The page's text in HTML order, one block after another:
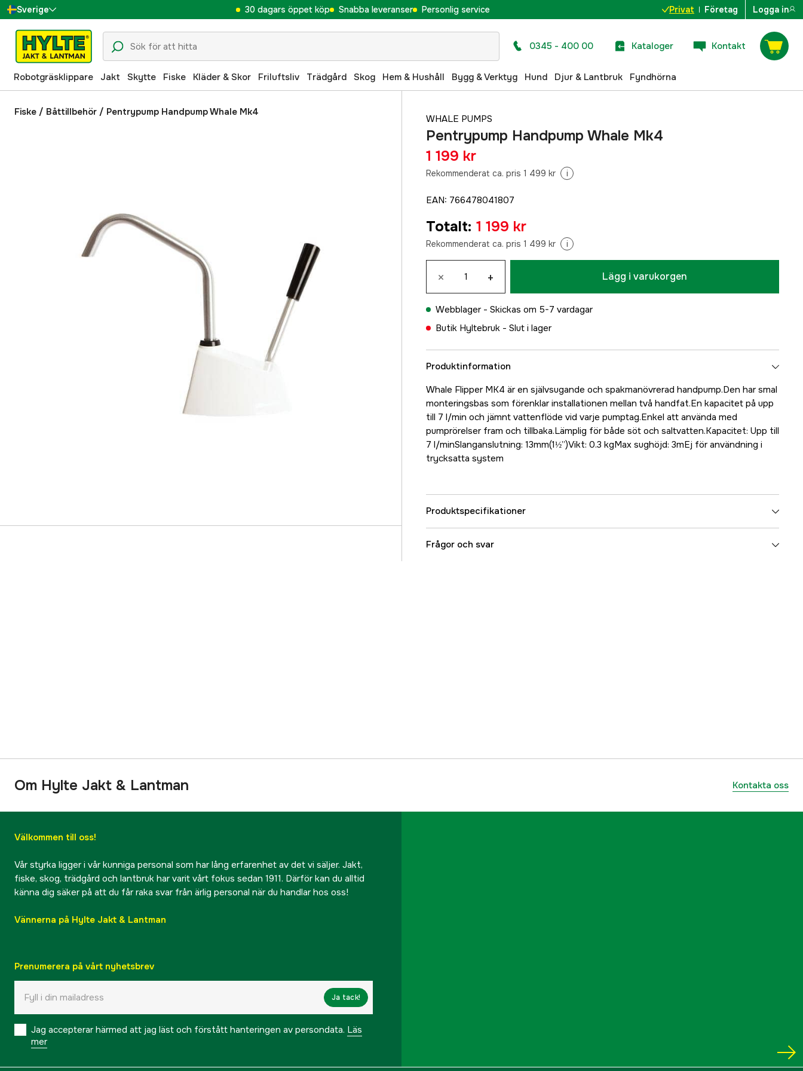
Sverige
Danmark
Suomi
Norge
Deutschland
30 dagars öppet köp Snabba leveranser Personlig service Privat Företag Logga in
0345 - 400 00 Kataloger Kontakt
Robotgräsklippare Jakt Skytte Fiske Kläder & Skor Friluftsliv Trädgård Skog Hem & Hushåll Bygg & Verktyg Hund Djur & Lantbruk Fyndhörna
Fiske / Båttillbehör / Pentrypump Handpump Whale Mk4
WHALE PUMPS
Pentrypump Handpump Whale Mk4
1 199 kr
Rekommenderat ca. pris 1 499 kr i
EAN: 766478041807
Totalt: 1 199 kr
Rekommenderat ca. pris 1 499 kr i
× + Lägg i varukorgen
Webblager - Skickas om 5-7 vardagar
Butik Hyltebruk - Slut i lager
Produktinformation
Whale Flipper MK4 är en självsugande och spakmanövrerad handpump.Den har smal
monteringsbas som förenklar installationen mellan två handfat.En kapacitet på upp
till 7 l/min och jämnt vattenflöde vid varje pumptag.Enkel att använda med
pumprörelser fram och tillbaka.Lämplig för både söt och saltvatten.Kapacitet: Upp till
7 l/minSlanganslutning: 13mm(1½”)Vikt: 0.3 kgMax sughöjd: 3mEj för användning i
trycksatta system
Produktspecifikationer
Referensnummer
Frågor och svar
Om Hylte Jakt & Lantman Kontakta oss
Välkommen till oss!
Vår styrka ligger i vår kunniga personal som har lång erfarenhet av det vi säljer. Jakt,
fiske, skog, trädgård och lantbruk har varit vårt fokus sedan 1911. Därför kan du alltid
känna dig säker på att du får raka svar från ärlig personal när du handlar hos oss!
Vännerna på Hylte Jakt & Lantman
Prenumerera på vårt nyhetsbrev
Ja tack!
Jag accepterar härmed att jag läst och förstått hanteringen av persondata. Läs
mer